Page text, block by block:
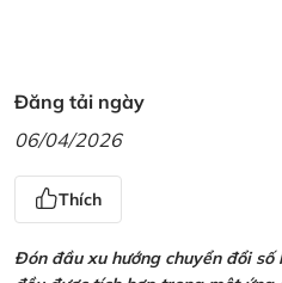
Đăng tải ngày
06/04/2026
Thích
Đón đầu xu hướng chuyển đổi